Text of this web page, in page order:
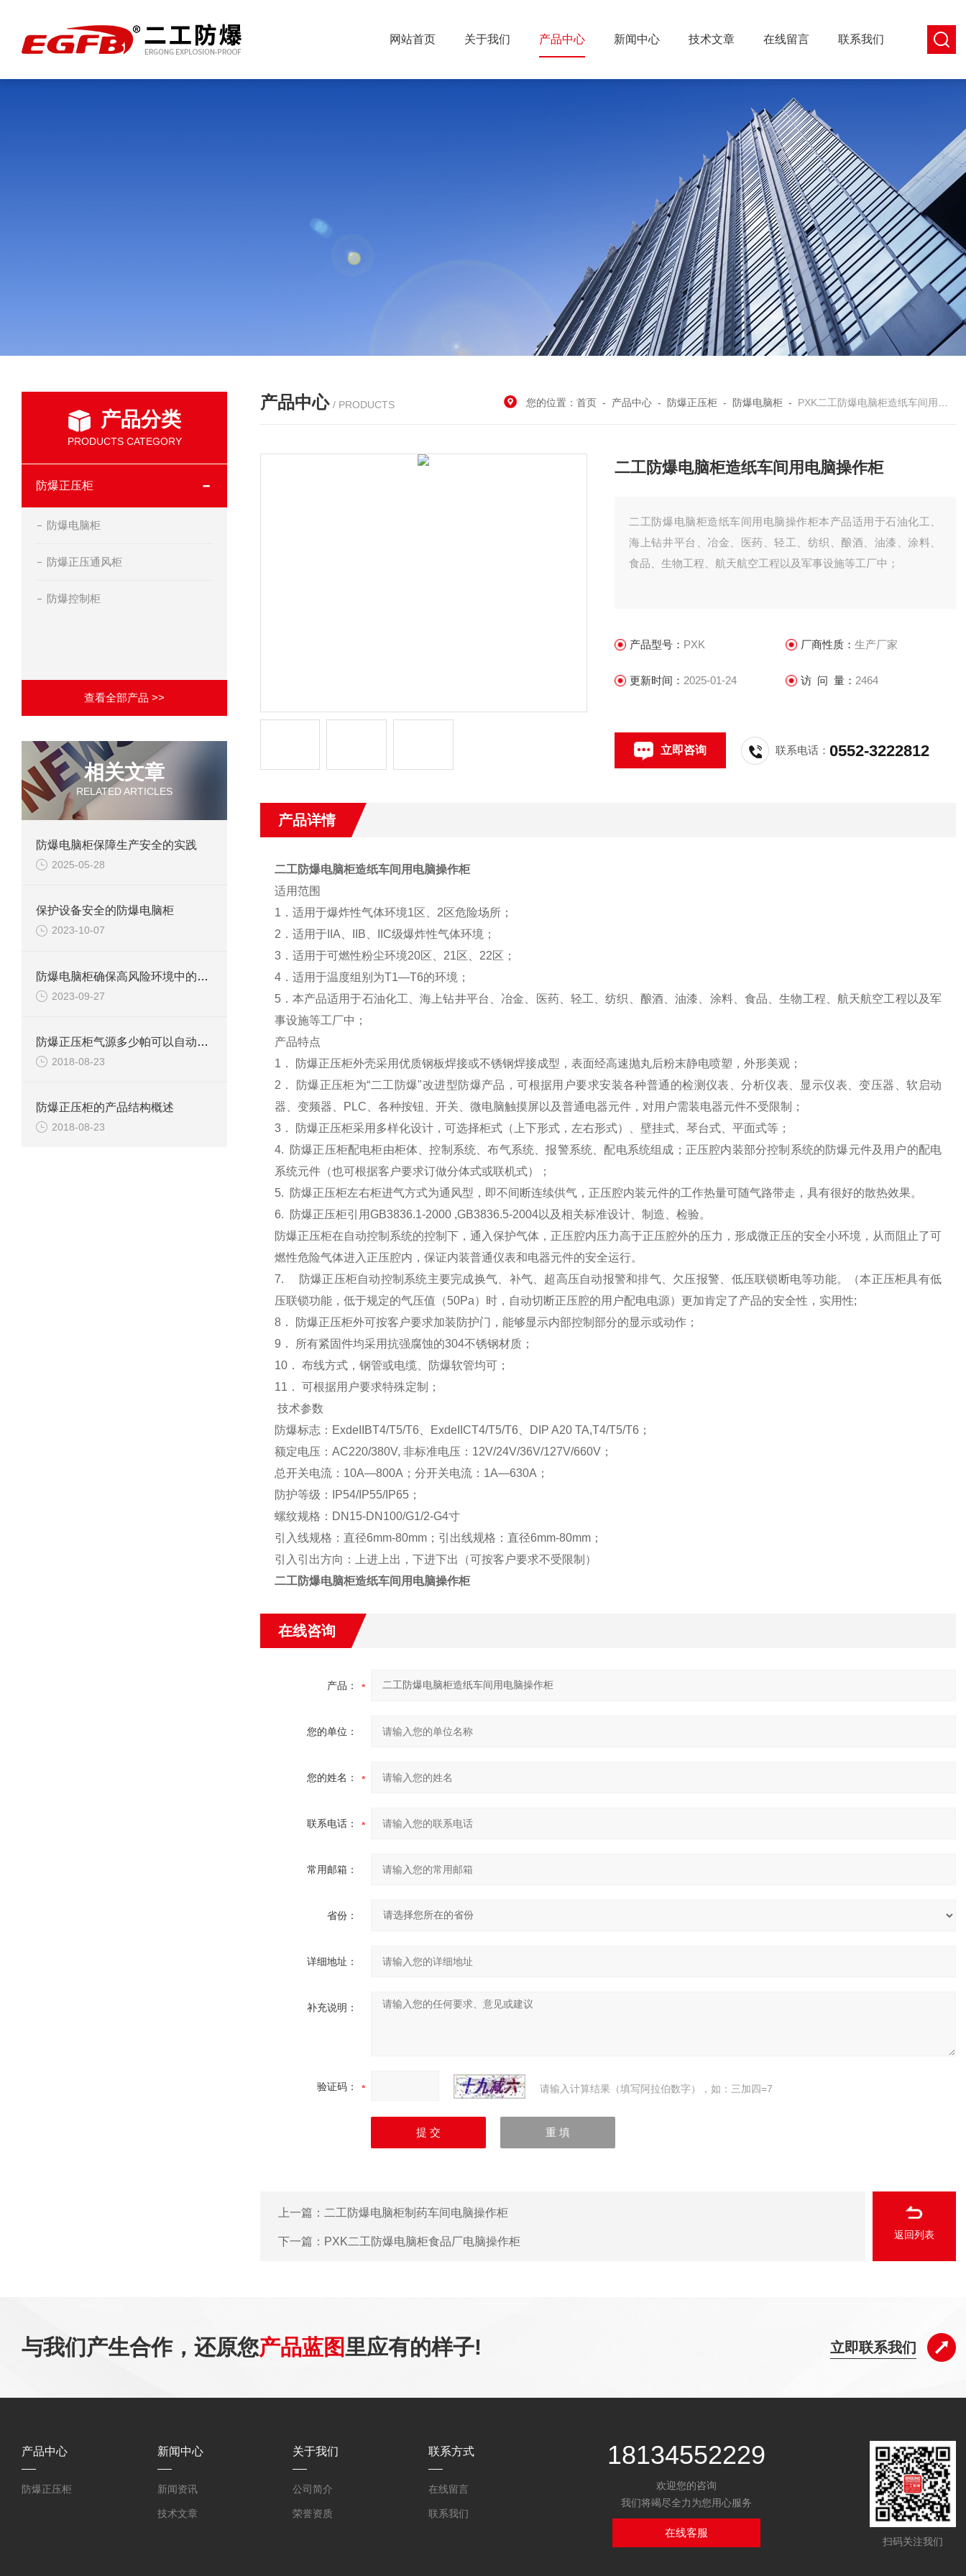
网站首页 关于我们 产品中心 新闻中心 技术文章 在线留言 联系我们
产品分类
PRODUCTS CATEGORY
防爆正压柜
防爆电脑柜
防爆正压通风柜
防爆控制柜
查看全部产品 >>
相关文章
RELATED ARTICLES
防爆电脑柜保障生产安全的实践
2025-05-28
保护设备安全的防爆电脑柜
2023-10-07
防爆电脑柜确保高风险环境中的安全
2023-09-27
防爆正压柜气源多少帕可以自动换气？
2018-08-23
防爆正压柜的产品结构概述
2018-08-23
产品中心 / PRODUCTS 您的位置：首页 - 产品中心 - 防爆正压柜 - 防爆电脑柜 - PXK二工防爆电脑柜造纸车间用电脑操作柜
二工防爆电脑柜造纸车间用电脑操作柜
二工防爆电脑柜造纸车间用电脑操作柜本产品适用于石油化工、
海上钻井平台、冶金、医药、轻工、纺织、酿酒、油漆、涂料、
食品、生物工程、航天航空工程以及军事设施等工厂中；
产品型号： PXK 厂商性质： 生产厂家
更新时间： 2025-01-24 访 问 量： 2464
立即咨询 联系电话：0552-3222812
产品详情
二工防爆电脑柜造纸车间用电脑操作柜
适用范围
1．适用于爆炸性气体环境1区、2区危险场所；
2．适用于IIA、IIB、IIC级爆炸性气体环境；
3．适用于可燃性粉尘环境20区、21区、22区；
4．适用于温度组别为T1—T6的环境；
5．本产品适用于石油化工、海上钻井平台、冶金、医药、轻工、纺织、酿酒、油漆、涂料、食品、生物工程、航天航空工程以及军
事设施等工厂中；
产品特点
1． 防爆正压柜外壳采用优质钢板焊接或不锈钢焊接成型，表面经高速抛丸后粉末静电喷塑，外形美观；
2． 防爆正压柜为“二工防爆"改进型防爆产品，可根据用户要求安装各种普通的检测仪表、分析仪表、显示仪表、变压器、软启动
器、变频器、PLC、各种按钮、开关、微电脑触摸屏以及普通电器元件，对用户需装电器元件不受限制；
3． 防爆正压柜采用多样化设计，可选择柜式（上下形式，左右形式）、壁挂式、琴台式、平面式等；
4. 防爆正压柜配电柜由柜体、控制系统、布气系统、报警系统、配电系统组成；正压腔内装部分控制系统的防爆元件及用户的配电
系统元件（也可根据客户要求订做分体式或联机式）；
5. 防爆正压柜左右柜进气方式为通风型，即不间断连续供气，正压腔内装元件的工作热量可随气路带走，具有很好的散热效果。
6. 防爆正压柜引用GB3836.1-2000 ,GB3836.5-2004以及相关标准设计、制造、检验。
防爆正压柜在自动控制系统的控制下，通入保护气体，正压腔内压力高于正压腔外的压力，形成微正压的安全小环境，从而阻止了可
燃性危险气体进入正压腔内，保证内装普通仪表和电器元件的安全运行。
7. 防爆正压柜自动控制系统主要完成换气、补气、超高压自动报警和排气、欠压报警、低压联锁断电等功能。（本正压柜具有低
压联锁功能，低于规定的气压值（50Pa）时，自动切断正压腔的用户配电电源）更加肯定了产品的安全性，实用性;
8． 防爆正压柜外可按客户要求加装防护门，能够显示内部控制部分的显示或动作；
9． 所有紧固件均采用抗强腐蚀的304不锈钢材质；
10． 布线方式，钢管或电缆、防爆软管均可；
11． 可根据用户要求特殊定制；
技术参数
防爆标志：ExdeIIBT4/T5/T6、ExdeIICT4/T5/T6、DIP A20 TA,T4/T5/T6；
额定电压：AC220/380V, 非标准电压：12V/24V/36V/127V/660V；
总开关电流：10A—800A；分开关电流：1A—630A；
防护等级：IP54/IP55/IP65；
螺纹规格：DN15-DN100/G1/2-G4寸
引入线规格：直径6mm-80mm；引出线规格：直径6mm-80mm；
引入引出方向：上进上出，下进下出（可按客户要求不受限制）
二工防爆电脑柜造纸车间用电脑操作柜
在线咨询
产品：
您的单位：
您的姓名：
联系电话：
常用邮箱：
省份：
详细地址：
补充说明：
验证码： 请输入计算结果（填写阿拉伯数字），如：三加四=7
上一篇： 二工防爆电脑柜制药车间电脑操作柜
下一篇： PXK二工防爆电脑柜食品厂电脑操作柜
返回列表
与我们产生合作，还原您产品蓝图里应有的样子! 立即联系我们
产品中心
防爆正压柜
新闻中心
新闻资讯
技术文章
关于我们
公司简介
荣誉资质
联系方式
在线留言
联系我们
18134552229
欢迎您的咨询
我们将竭尽全力为您用心服务
在线客服
扫码关注我们